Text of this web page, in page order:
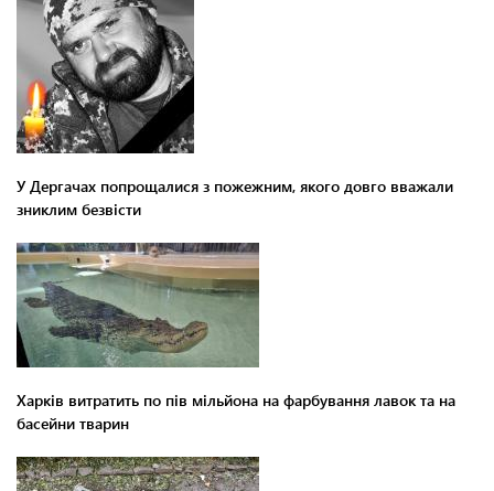
У Дергачах попрощалися з пожежним, якого довго вважали
зниклим безвісти
Харків витратить по пів мільйона на фарбування лавок та на
басейни тварин